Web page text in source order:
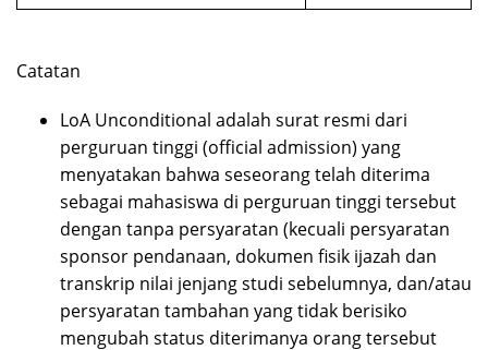
Catatan
LoA Unconditional adalah surat resmi dari
perguruan tinggi (official admission) yang
menyatakan bahwa seseorang telah diterima
sebagai mahasiswa di perguruan tinggi tersebut
dengan tanpa persyaratan (kecuali persyaratan
sponsor pendanaan, dokumen fisik ijazah dan
transkrip nilai jenjang studi sebelumnya, dan/atau
persyaratan tambahan yang tidak berisiko
mengubah status diterimanya orang tersebut